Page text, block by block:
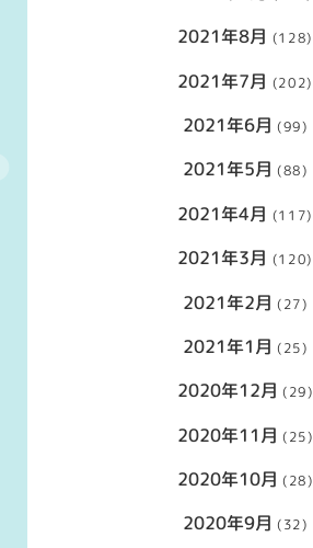
2021年8月 (128)
2021年7月 (202)
2021年6月 (99)
2021年5月 (88)
2021年4月 (117)
2021年3月 (120)
2021年2月 (27)
2021年1月 (25)
2020年12月 (29)
2020年11月 (25)
2020年10月 (28)
2020年9月 (32)